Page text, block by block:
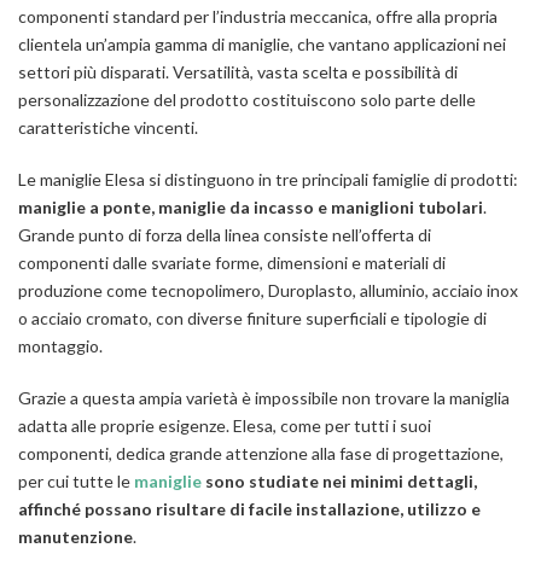
componenti standard per l’industria meccanica, offre alla propria
clientela un’ampia gamma di maniglie, che vantano applicazioni nei
settori più disparati. Versatilità, vasta scelta e possibilità di
personalizzazione del prodotto costituiscono solo parte delle
caratteristiche vincenti.
Le maniglie Elesa si distinguono in tre principali famiglie di prodotti:
maniglie a ponte, maniglie da incasso e maniglioni tubolari.
Grande punto di forza della linea consiste nell’offerta di
componenti dalle svariate forme, dimensioni e materiali di
produzione come tecnopolimero, Duroplasto, alluminio, acciaio inox
o acciaio cromato, con diverse finiture superficiali e tipologie di
montaggio.
Grazie a questa ampia varietà è impossibile non trovare la maniglia
adatta alle proprie esigenze. Elesa, come per tutti i suoi
componenti, dedica grande attenzione alla fase di progettazione,
per cui tutte le maniglie sono studiate nei minimi dettagli,
affinché possano risultare di facile installazione, utilizzo e
manutenzione.